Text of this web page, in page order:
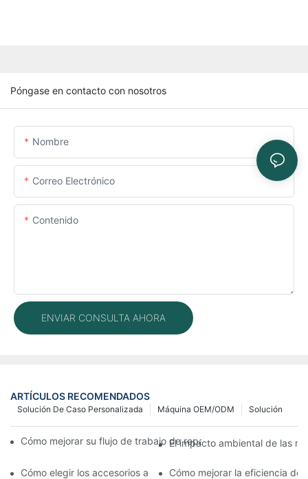
Póngase en contacto con nosotros
Nombre
Correo Electrónico
Contenido
ENVIAR CONSULTA AHORA
ARTÍCULOS RECOMENDADOS
Solución
Máquina OEM/ODM
Solución De Caso Personalizada
Cómo mejorar su flujo de trabajo de reparación de móviles con
El impacto ambiental de las
Cómo elegir los accesorios adecuados para la máquina de
Cómo mejorar la eficiencia de